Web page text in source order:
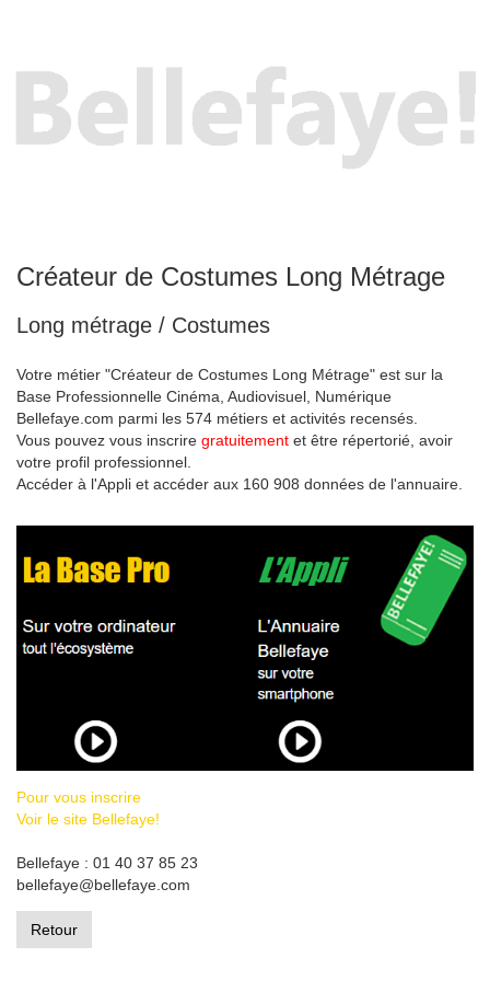
Créateur de Costumes Long Métrage
Long métrage / Costumes
Votre métier "Créateur de Costumes Long Métrage" est sur la
Base Professionnelle Cinéma, Audiovisuel, Numérique
Bellefaye.com parmi les 574 métiers et activités recensés.
Vous pouvez vous inscrire gratuitement et être répertorié, avoir
votre profil professionnel.
Accéder à l'Appli et accéder aux 160 908 données de l'annuaire.
Pour vous inscrire
Voir le site Bellefaye!
Bellefaye : 01 40 37 85 23
bellefaye@bellefaye.com
Retour